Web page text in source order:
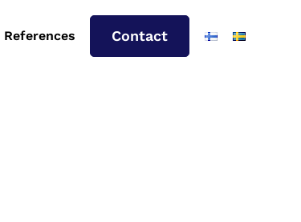
References Contact